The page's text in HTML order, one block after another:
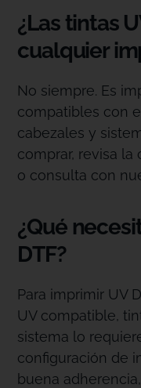
¿Las tintas
cualquier
No siempre. Es
compatibles con
cabezales y
comprar, revisa
o consulta con
¿Qué
DTF?
Para imprimir UV
UV compatible,
sistema lo
configuración de
buena